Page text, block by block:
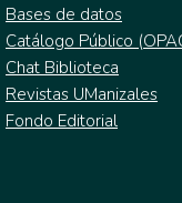
Bases de datos
Catálogo Público
Chat Biblioteca
Revistas UManizales
Fondo Editorial